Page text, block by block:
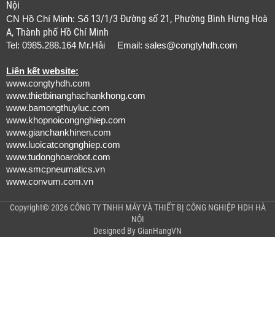
Nội
CN Hồ Chí Minh: Số 13/1/3 Đường số 21, Phường Bình Hưng Hoà
A, Thành phố Hồ Chí Minh
Tel: 0985.288.164 Mr.Hải Email: sales@congtyhdh.com
Liên kết website:
www.congtyhdh.com
www.thietbinanghachankhong.com
www.bamongthuyluc.com
www.khopnoicongnghiep.com
www.gianchankhinen.com
www.luoicatcongnghiep.com
www.tudonghoarobot.com
www.smcpneumatics.vn
www.convum.com.vn
Copyright© 2026 CÔNG TY TNHH MÁY VÀ THIẾT BỊ CÔNG NGHIỆP HDH HÀ
NỘI
Designed By GianHangVN